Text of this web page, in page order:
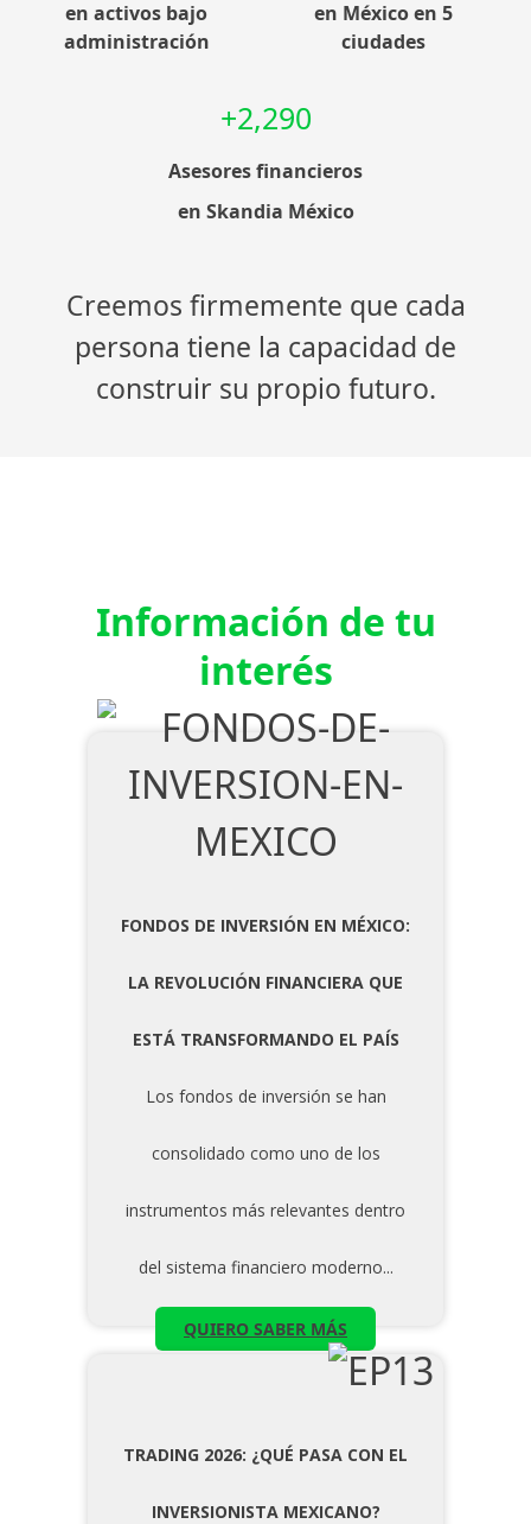
en activos bajo
administración
en México en 5
ciudades
+2,290
Asesores financieros
en Skandia México
Creemos firmemente que cada
persona tiene la capacidad de
construir su propio futuro.
Información de tu
interés
FONDOS DE INVERSIÓN EN MÉXICO:
LA REVOLUCIÓN FINANCIERA QUE
ESTÁ TRANSFORMANDO EL PAÍS
Los fondos de inversión se han
consolidado como uno de los
instrumentos más relevantes dentro
del sistema financiero moderno...
QUIERO SABER MÁS
TRADING 2026: ¿QUÉ PASA CON EL
INVERSIONISTA MEXICANO?